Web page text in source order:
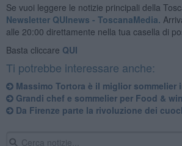
Se vuoi leggere le notizie principali della
Newsletter QUInews - ToscanaMedia.
alle 20:00 direttamente nella tua casella di
Basta cliccare QUI
Ti potrebbe interessare anche:
Massimo Tortora è il miglior sommelier
Grandi chef e sommelier per Food &
Da Firenze parte la rivoluzione dei